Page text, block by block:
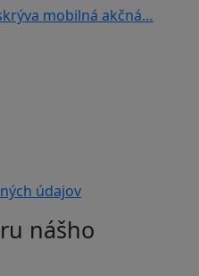
mobilná akčná…
údajov
nášho